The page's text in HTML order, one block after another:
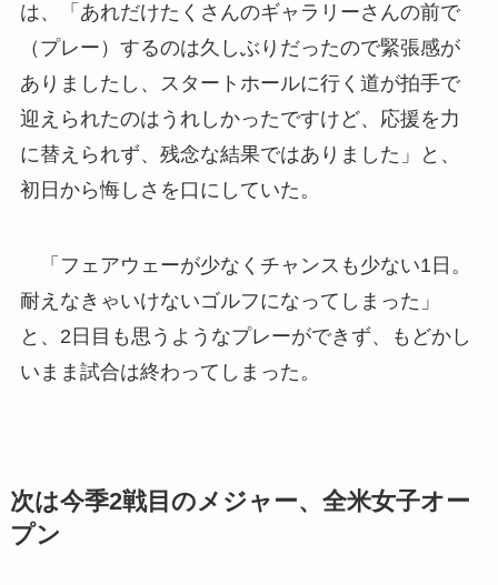
は、「あれだけたくさんのギャラリーさんの前で
（プレー）するのは久しぶりだったので緊張感が
ありましたし、スタートホールに行く道が拍手で
迎えられたのはうれしかったですけど、応援を力
に替えられず、残念な結果ではありました」と、
初日から悔しさを口にしていた。
「フェアウェーが少なくチャンスも少ない1日。
耐えなきゃいけないゴルフになってしまった」
と、2日目も思うようなプレーができず、もどかし
いまま試合は終わってしまった。
次は今季2戦目のメジャー、全米女子オー
プン